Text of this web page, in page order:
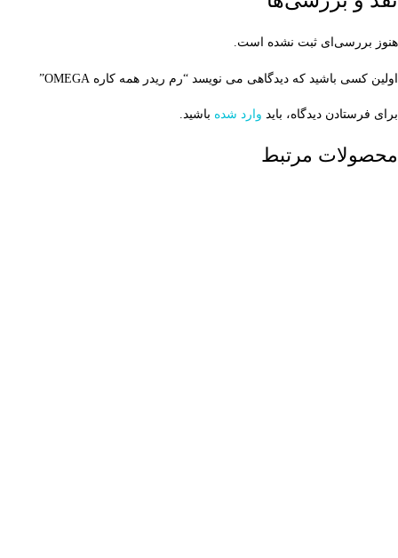
هنوز بررسی‌ای ثبت نشده است.
اولین کسی باشید که دیدگاهی می نویسد “رم ریدر همه کاره OMEGA”
برای فرستادن دیدگاه، باید وارد شده باشید.
محصولات مرتبط